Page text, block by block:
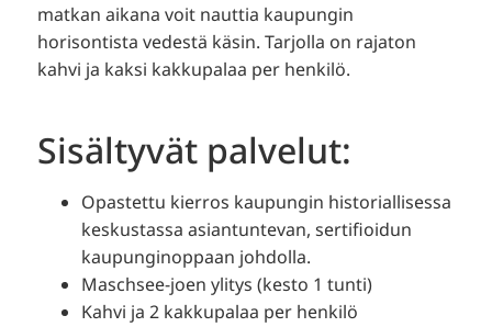
matkan aikana voit nauttia kaupungin
horisontista vedestä käsin. Tarjolla on rajaton
kahvi ja kaksi kakkupalaa per henkilö.
Sisältyvät palvelut:
Opastettu kierros kaupungin historiallisessa
keskustassa asiantuntevan, sertifioidun
kaupunginoppaan johdolla.
Maschsee-joen ylitys (kesto 1 tunti)
Kahvi ja 2 kakkupalaa per henkilö